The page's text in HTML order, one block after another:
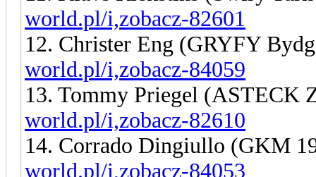
world.pl/i,zobacz-82601
12. Christer Eng (GRYFY
world.pl/i,zobacz-84059
13. Tommy Priegel (ASTECK
world.pl/i,zobacz-82610
14. Corrado Dingiullo (GKM
world.pl/i,zobacz-84053